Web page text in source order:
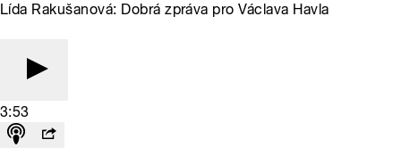
Lída Rakušanová: Dobrá zpráva pro Václava Havla
3:53